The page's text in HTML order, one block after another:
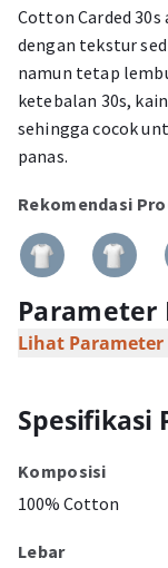
Cotton Carded 30s
dengan tekstur
namun tetap
ketebalan 30s,
sehingga cocok
panas.
Rekomendasi
Parameter
Lihat Parameter
Spesifikasi
Komposisi
100% Cotton
Lebar